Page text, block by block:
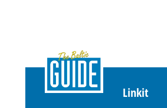
Linkit